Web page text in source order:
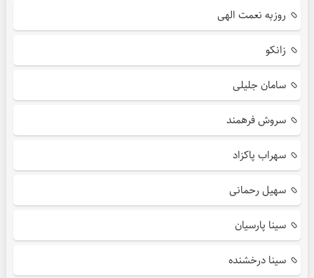
روزبه نعمت الهی
زانکو
سامان جلیلی
سروش فرهمند
سهراب پاکزاد
سهیل رحمانی
سینا پارسیان
سینا درخشنده